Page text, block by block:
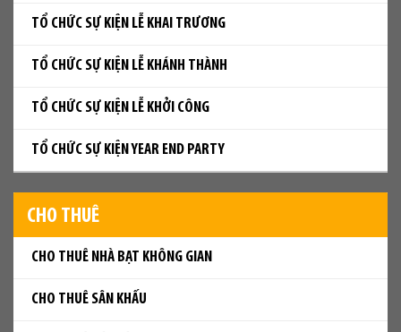
TỔ CHỨC SỰ KIỆN LỄ KHAI TRƯƠNG
TỔ CHỨC SỰ KIỆN LỄ KHÁNH THÀNH
TỔ CHỨC SỰ KIỆN LỄ KHỞI CÔNG
TỔ CHỨC SỰ KIỆN YEAR END PARTY
CHO THUÊ
CHO THUÊ NHÀ BẠT KHÔNG GIAN
CHO THUÊ SÂN KHẤU